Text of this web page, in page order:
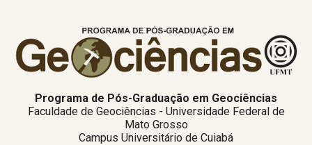
Programa de Pós-Graduação em Geociências
Faculdade de Geociências - Universidade Federal de
Mato Grosso
Campus Universitário de Cuiabá